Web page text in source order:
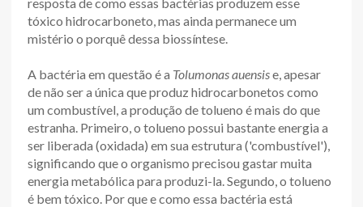
tóxico hidrocarboneto, mas ainda permanece um
mistério o porquê dessa biossíntese.
A bactéria em questão é a Tolumonas auensise, apesar
de não ser a única que produz hidrocarbonetos como
um combustível, a produção de tolueno é mais do que
estranha. Primeiro, o tolueno possui bastante energia a
ser liberada (oxidada) em sua estrutura ('combustível'),
significando que o organismo precisou gastar muita
energia metabólica para produzi-la. Segundo, o tolueno
é bem tóxico. Por que e como essa bactéria está